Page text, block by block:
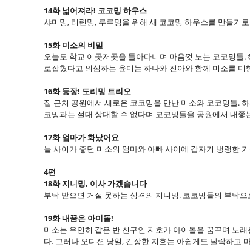
14화 넓어져라! 코코밍 하우스
샤미밍, 리린밍, 루루밍을 위해 새 코코밍 하우스를 만들기
15화 미소의 비밀
오늘도 학교 이곳저곳을 돌아다니며 마음껏 노는 코코밍
로잡혔다고 의심하는 윤미는 하나와 진아와 함께 미소를
16화 등장! 도리밍 트리오
집 근처 공원에서 새로운 코코밍을 만난 미소와 코코밍들.
코밍과는 절대 상대할 수 없다며 코코밍들을 공원에서 내쫓
17화 엄마가 화났어요
늘 사이가 좋던 미소의 엄마와 아빠 사이에 갑자기 냉랭한
4편
18화 지니밍, 이사 가겠습니다
부탁 받으면 거절 못하는 성격의 지니밍. 코코밍들의 부탁
19화 내꿈은 아이돌!
미소는 우연히 같은 반 친구인 지호가 아이돌을 꿈꾸며 노
다. 그러나 오디션 당일, 긴장한 지호는 아쉽게도 탈락하고